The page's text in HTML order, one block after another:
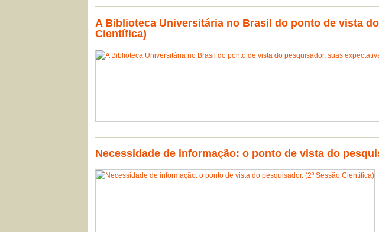
A Biblioteca Universitária no Brasil do ponto de vista
Científica)
Necessidade de informação: o ponto de vista do